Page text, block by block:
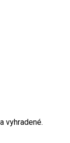
vyhradené.